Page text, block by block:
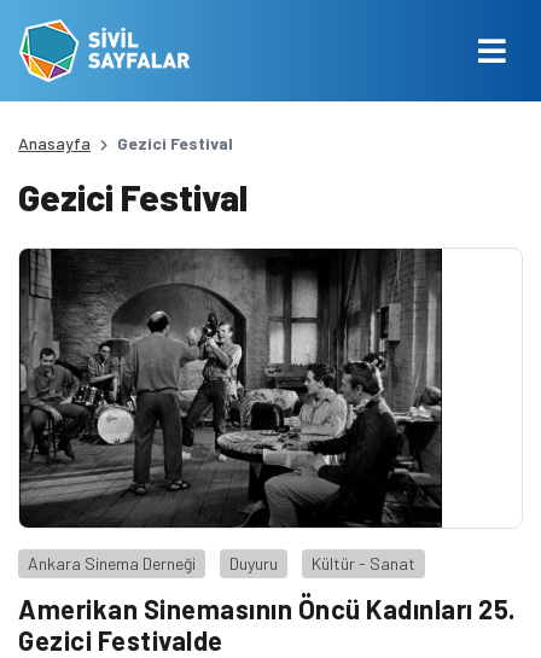
Anasayfa Gezici Festival
Gezici Festival
Ankara Sinema Derneği Duyuru Kültür - Sanat
Amerikan Sinemasının Öncü Kadınları 25.
Gezici Festivalde